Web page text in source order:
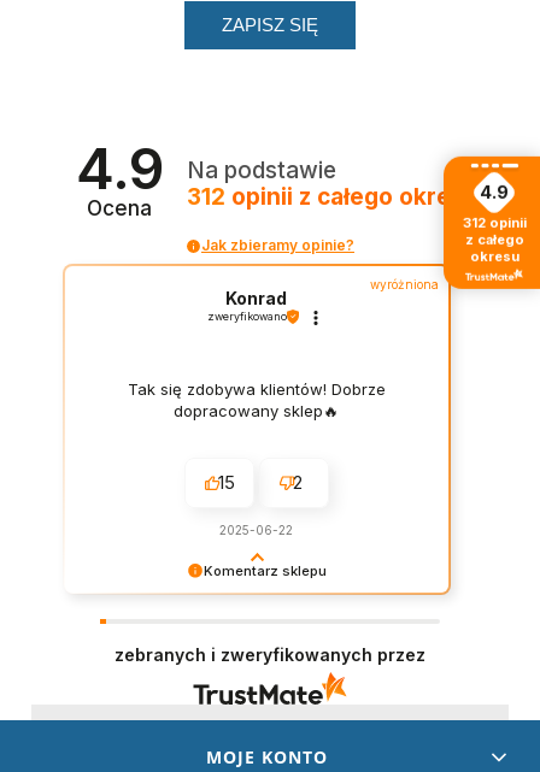
ZAPISZ SIĘ
4.9
Ocena
Na podstawie
312 opinii z całego okresu
Jak zbieramy opinie?
Komentarz sklepu
słowo od naszych klientów. Staramy się
codziennie spełniać oczekiwania kupujących.
Będzie nam miło gościć Cię ponownie!
wyróżniona
Konrad
zweryfikowano
Tak się zdobywa klientów! Dobrze
dopracowany sklep🔥
15 2
2025-06-22
zebranych i zweryfikowanych przez
MOJE KONTO
4.9
312 opinii
z całego
okresu